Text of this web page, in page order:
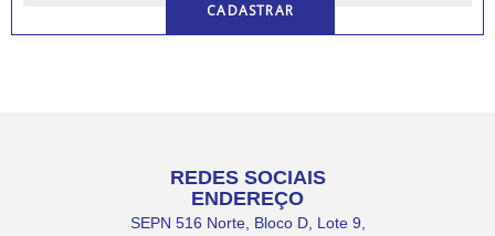
REDES SOCIAIS
ENDEREÇO
SEPN 516 Norte, Bloco D, Lote 9,